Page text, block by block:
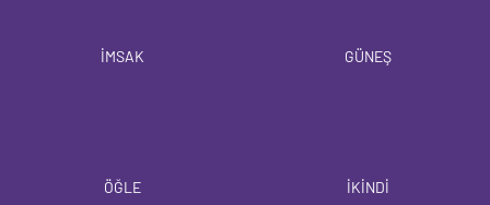
İMSAK GÜNEŞ
ÖĞLE İKİNDİ